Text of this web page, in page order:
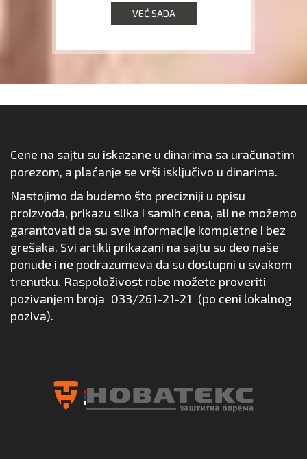
VEĆ SADA
Cene na sajtu su iskazane u dinarima sa uračunatim
porezom, a plaćanje se vrši isključivo u dinarima.
Nastojimo da budemo što precizniji u opisu
proizvoda, prikazu slika i samih cena, ali ne možemo
garantovati da su sve informacije kompletne i bez
grešaka. Svi artikli prikazani na sajtu su deo naše
ponude i ne podrazumeva da su dostupni u svakom
trenutku. Raspoloživost robe možete proveriti
pozivanjem broja 033/261-21-21 (po ceni lokalnog
poziva).